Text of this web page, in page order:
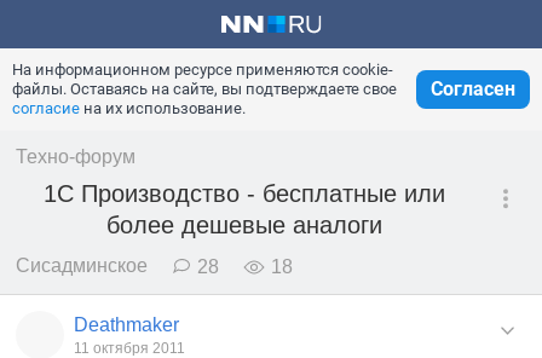
На информационном ресурсе применяются cookie-
файлы. Оставаясь на сайте, вы подтверждаете свое
согласие на их использование.
Согласен
Техно-форум
1С Производство - бесплатные или
более дешевые аналоги
Сисадминское 28 18
Deathmaker
11 октября 2011